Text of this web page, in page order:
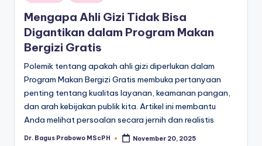
in
Mengapa Ahli Gizi Tidak Bisa
Digantikan dalam Program Makan
Bergizi Gratis
Polemik tentang apakah ahli gizi diperlukan dalam
Program Makan Bergizi Gratis membuka pertanyaan
penting tentang kualitas layanan, keamanan pangan,
dan arah kebijakan publik kita. Artikel ini membantu
Anda melihat persoalan secara jernih dan realistis
Posted
Dr. Bagus Prabowo MScPH November 20, 2025